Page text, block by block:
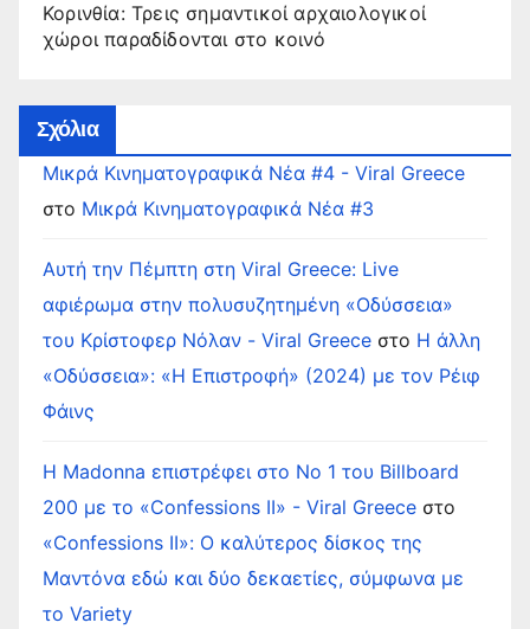
Κορινθία: Τρεις σημαντικοί αρχαιολογικοί
χώροι παραδίδονται στο κοινό
Σχόλια
Μικρά Κινηματογραφικά Νέα #4 - Viral Greece
στο Μικρά Κινηματογραφικά Νέα #3
Αυτή την Πέμπτη στη Viral Greece: Live
αφιέρωμα στην πολυσυζητημένη «Οδύσσεια»
του Κρίστοφερ Νόλαν - Viral Greece στο Η άλλη
«Οδύσσεια»: «Η Επιστροφή» (2024) με τον Ρέιφ
Φάινς
Η Madonna επιστρέφει στο Νο 1 του Billboard
200 με το «Confessions II» - Viral Greece στο
«Confessions II»: Ο καλύτερος δίσκος της
Μαντόνα εδώ και δύο δεκαετίες, σύμφωνα με
το Variety